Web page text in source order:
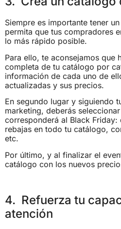
Siempre es importante tener
permita que tus compradores
lo más rápido posible.
Para ello, te aconsejamos que
completa de tu catálogo por
información de cada uno de
actualizadas y sus precios.
En segundo lugar y siguiendo
marketing, deberás
corresponderá al Black
rebajas en todo tu catálogo,
etc.
Por último, y al finalizar el
catálogo con los nuevos
4. Refuerza tu
atención